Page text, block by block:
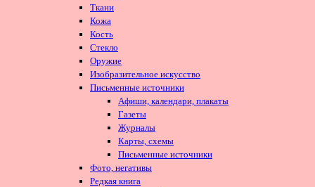
Ткани
Кожа
Кость
Стекло
Оружие
Изобразительное искусство
Письменные источники
Афиши, календари, плакаты
Газеты
Журналы
Карты, схемы
Письменные источники
Фото, негативы
Редкая книга